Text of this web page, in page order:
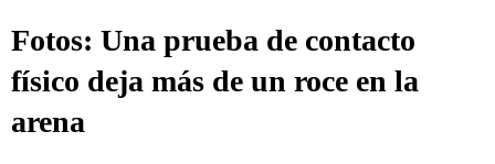
Fotos: Una prueba de contacto
físico deja más de un roce en la
arena